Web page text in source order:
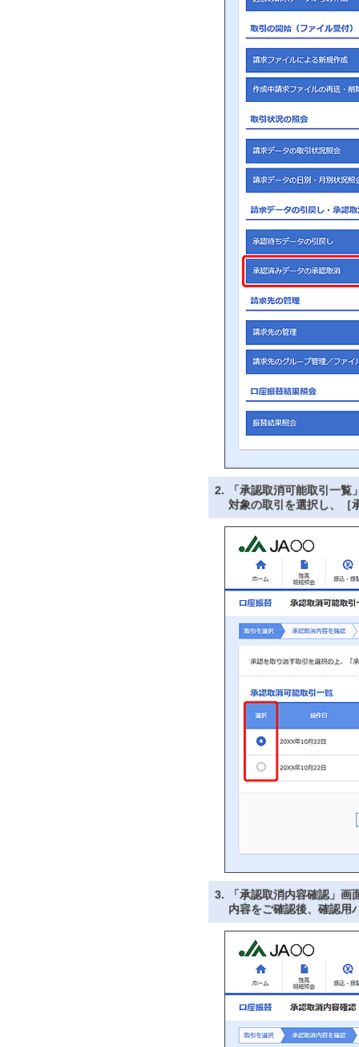
2.
「承認取消可能取引一
対象の取引を選択し、［
3.
「承認取消内容確認」画
内容をご確認後、確認用